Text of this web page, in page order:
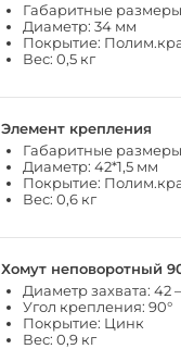
Габаритные
Диаметр: 34 мм
Покрытие:
Вес: 0,5 кг
Элемент крепления
Габаритные
Диаметр: 42*1,5 мм
Покрытие:
Вес: 0,6 кг
Хомут неповоротный
Диаметр захвата: 42
Угол крепления: 90°
Покрытие: Цинк
Вес: 0,9 кг